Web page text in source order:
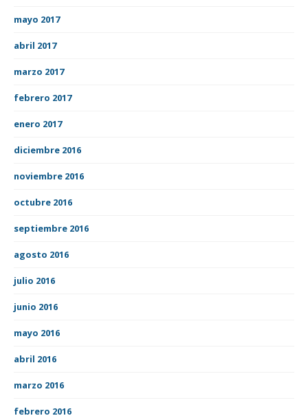
mayo 2017
abril 2017
marzo 2017
febrero 2017
enero 2017
diciembre 2016
noviembre 2016
octubre 2016
septiembre 2016
agosto 2016
julio 2016
junio 2016
mayo 2016
abril 2016
marzo 2016
febrero 2016